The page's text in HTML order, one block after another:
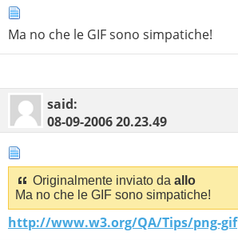
Ma no che le GIF sono simpatiche!
said:
08-09-200620.23.49
Originalmente inviato da allo
Ma no che le GIF sono simpatiche!
http://www.w3.org/QA/Tips/png-gif